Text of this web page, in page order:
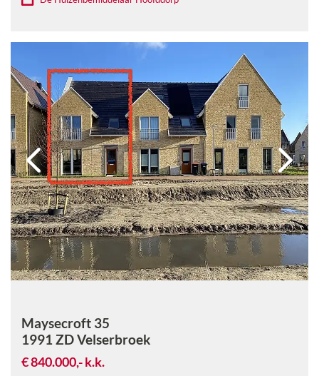
Maysecroft 35
1991 ZDVelserbroek
€ 840.000,-k.k.